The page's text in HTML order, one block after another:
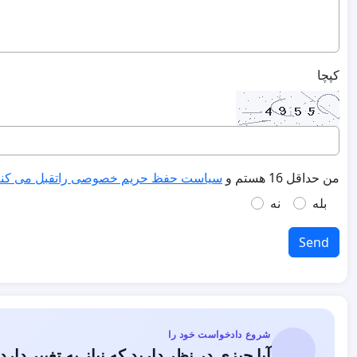
کپچا
من حداقل 16 هستم و سیاست حفظ حریم خصوصی راتقبل می
بله
نه
Send
شروع دادخواست خود را